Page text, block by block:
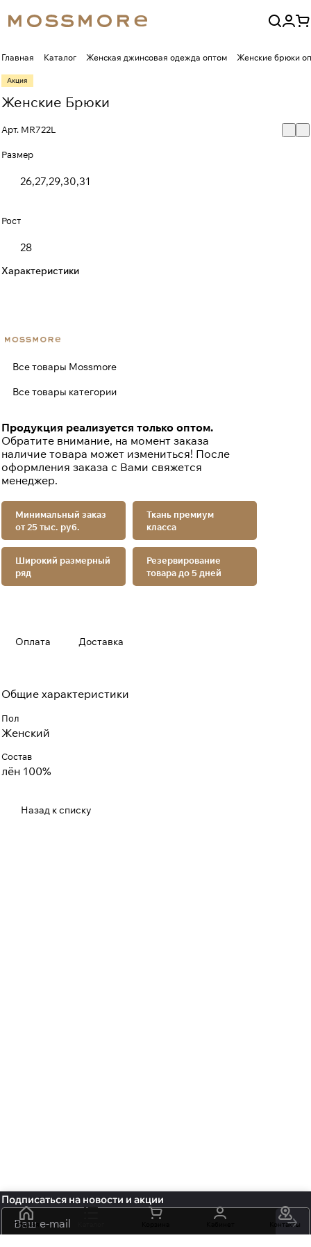
Главная Каталог Женская джинсовая одежда оптом Женские брюки
Акция
Женские Брюки
Арт. MR722L
Размер
26,27,29,30,31
Рост
28
Характеристики
Все товары Mossmore
Все товары категории
Продукция реализуется только оптом.
Обратите внимание, на момент заказа
наличие товара может измениться! После
оформления заказа с Вами свяжется
менеджер.
Минимальный заказ
от 25 тыс. руб.
Ткань премиум
класса
Широкий размерный
ряд
Резервирование
товара до 5 дней
Оплата Доставка
Общие характеристики
Пол
Женский
Состав
лён 100%
Назад к списку
Главная Контакты
Подписаться на новости и акции
политикой
конфиденциальности
обработку персональных данных